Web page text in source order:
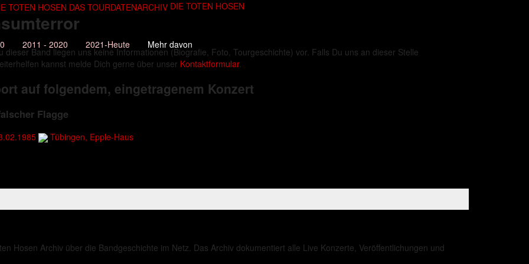
DIE TOTEN HOSEN
2011 - 2020 2021-Heute Mehr davon
dieser Band liegen uns keine Informationen (Biografie, Foto, Tourgeschichte) vor. Falls Du uns an dieser Stelle
kannst melde Dich gerne über unser Kontaktformular.
auf folgendem, eingetragenem Konzert
Flagge
Tübingen, Epple-Haus
Hosen Archiv über die Bandgeschichte im Netz. Das Archiv dokumentiert alle Live Konzerte, Veröffentlichungen und